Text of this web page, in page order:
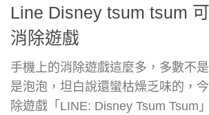
Line Disney tsum tsum
消除遊戲
手機上的消除遊戲這麼多，多數不
是泡泡，坦白說還蠻枯燥乏味的，
除遊戲「LINE: Disney Tsum Tsum